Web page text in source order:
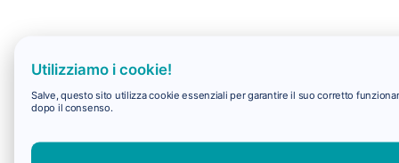
Utilizziamo i cookie!
Salve, questo sito utilizza cookie essenziali per garantire il suo corretto
dopo il consenso.